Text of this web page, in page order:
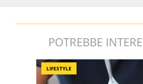
POTREBBE
LIFESTYLE